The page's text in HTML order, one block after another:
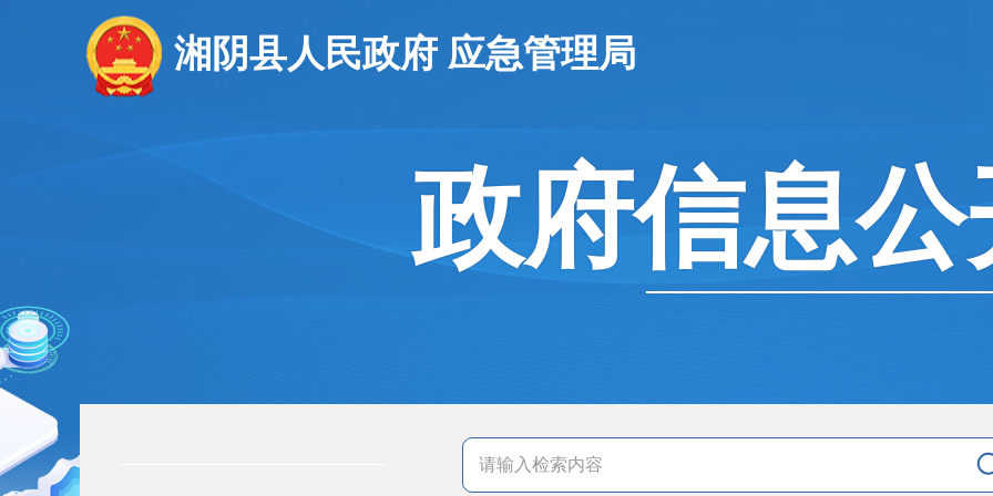
湘阴县人民政府 应急管理局
政府信息公